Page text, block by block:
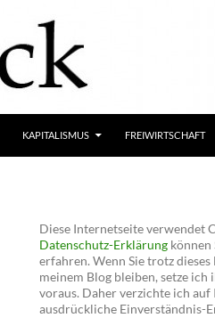
KAPITALISMUS FREIWIRTSCHAFT
Diese Internetseite verwendet
Datenschutz-Erklärung können
erfahren. Wenn Sie trotz
meinem Blog bleiben, setze ich
voraus. Daher verzichte ich auf
ausdrückliche Einverständnis-